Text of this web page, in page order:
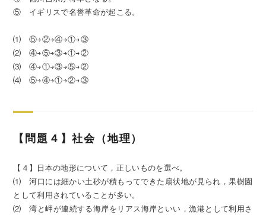
⑤ イギリスで名誉革命が起こる。
⑴ ⑤→②→④→①→③
⑵ ④→⑤→③→①→②
⑶ ④→①→③→⑤→②
⑷ ⑤→④→①→②→③
【問題４】社会（地理）
【４】日本の地形について，正しいものを選べ。
⑴ 河口には細かい土砂が積もってできた扇状地が見られ，果樹園
として利用されていることが多い。
⑵ 湾と岬が連続する海岸をリアス海岸といい，漁港として利用さ